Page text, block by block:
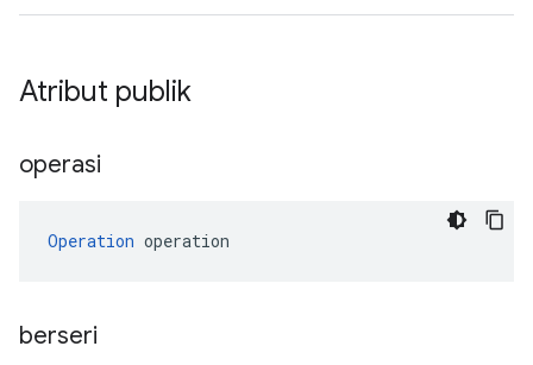
Atribut publik
operasi
Operation operation
berseri